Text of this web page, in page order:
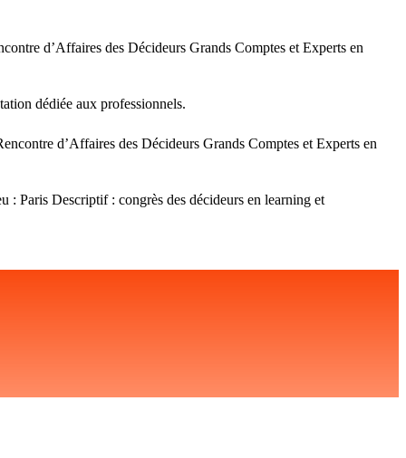
d’Affaires des Décideurs Grands Comptes et Experts en
dédiée aux professionnels.
d’Affaires des Décideurs Grands Comptes et Experts en
: Paris Descriptif : congrès des décideurs en learning et